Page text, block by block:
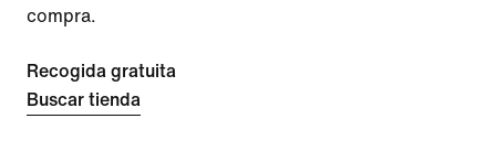
compra.
Recogida gratuita
Buscar tienda